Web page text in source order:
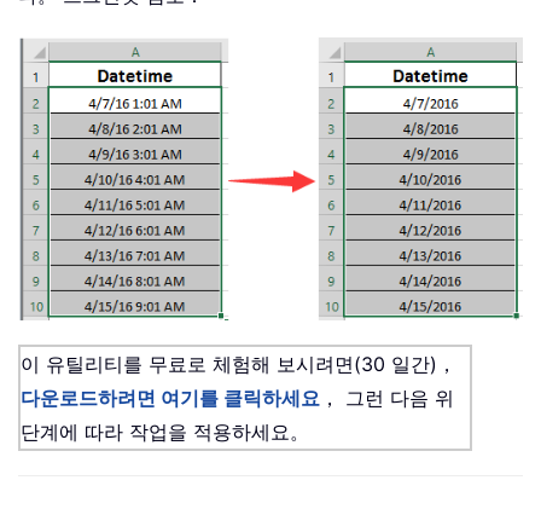
이 유틸리티를 무료로 체험해 보시려면(30 일간)，
다운로드하려면 여기를 클릭하세요 ， 그런 다음 위
단계에 따라 작업을 적용하세요。